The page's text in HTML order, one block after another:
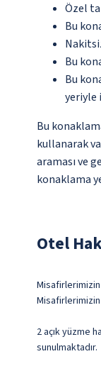
Özel
Bu
Bu
Bu
yeriyle
Bu
kullanarak
araması ve
konaklama
Otel
2 açık yüzme
sunulmaktadır.